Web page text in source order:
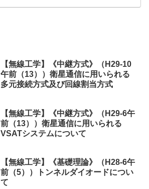
【無線工学】《中継方式》（H29-10
午前（13））衛星通信に用いられる
多元接続方式及び回線割当方式
【無線工学】《中継方式》（H29-6午
前（13））衛星通信に用いられる
VSATシステムについて
【無線工学】《基礎理論》（H28-6午
前（5））トンネルダイオードについ
て